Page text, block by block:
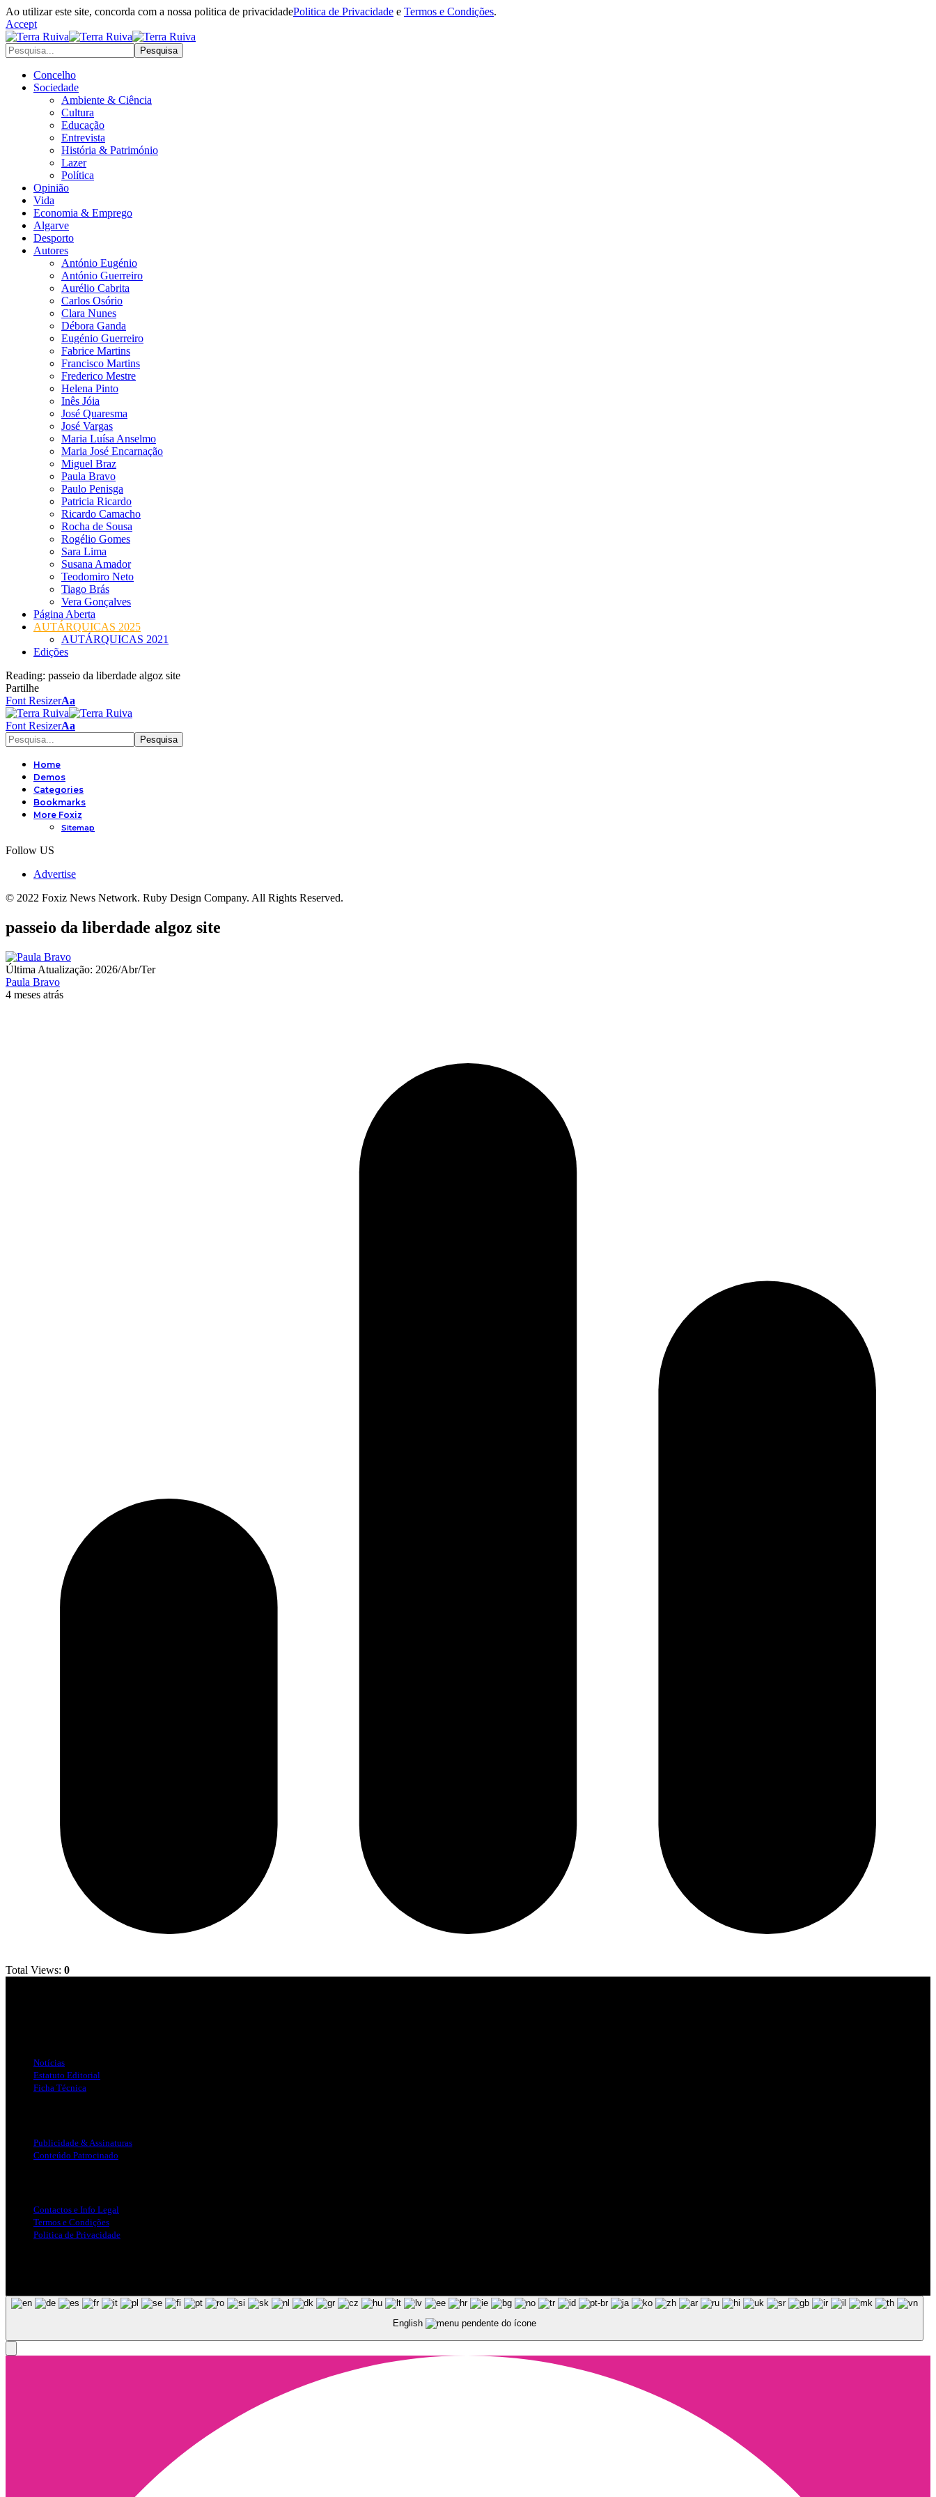
Ao utilizar este site, concorda com a nossa politica de privacidadePolitica de Privacidade e Termos e Condições.
Accept
Concelho
Sociedade
Ambiente & Ciência
Cultura
Educação
Entrevista
História & Património
Lazer
Política
Opinião
Vida
Economia & Emprego
Algarve
Desporto
Autores
António Eugénio
António Guerreiro
Aurélio Cabrita
Carlos Osório
Clara Nunes
Débora Ganda
Eugénio Guerreiro
Fabrice Martins
Francisco Martins
Frederico Mestre
Helena Pinto
Inês Jóia
José Quaresma
José Vargas
Maria Luísa Anselmo
Maria José Encarnação
Miguel Braz
Paula Bravo
Paulo Penisga
Patricia Ricardo
Ricardo Camacho
Rocha de Sousa
Rogélio Gomes
Sara Lima
Susana Amador
Teodomiro Neto
Tiago Brás
Vera Gonçalves
Página Aberta
AUTÁRQUICAS 2025
AUTÁRQUICAS 2021
Edições
Reading: passeio da liberdade algoz site
Partilhe
Font ResizerAa
Font ResizerAa
Home
Demos
Categories
Bookmarks
More Foxiz
Sitemap
Follow US
Advertise
© 2022 Foxiz News Network. Ruby Design Company. All Rights Reserved.
passeio da liberdade algoz site
Última Atualização: 2026/Abr/Ter
Paula Bravo
4 meses atrás
Total Views: 0
Notícias
Estatuto Editorial
Ficha Técnica
Publicidade & Assinaturas
Conteúdo Patrocinado
Contactos e Info Legal
Termos e Condições
Politica de Privacidade
English